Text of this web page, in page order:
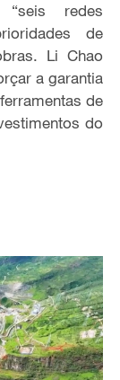
“seis redes
de
Li Chao
a garantia
de
s do